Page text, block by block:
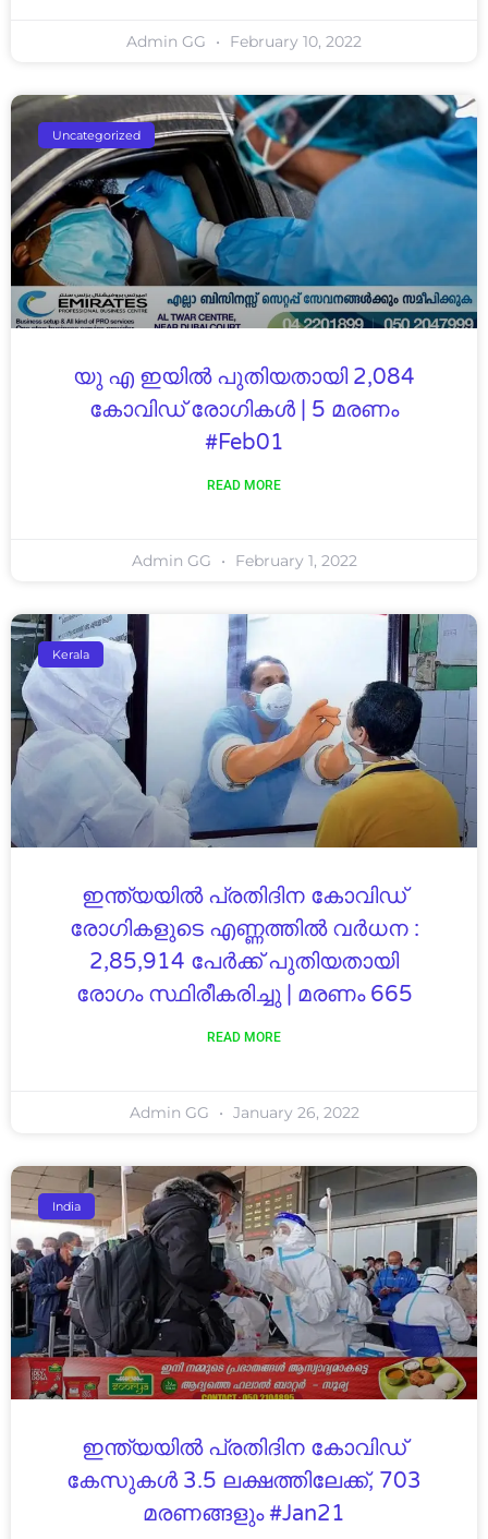
Admin GG February 10, 2022
Uncategorized
യു എ ഇയിൽ പുതിയതായി 2,084
കോവിഡ് രോഗികൾ | 5 മരണം
#feb01
READ MORE
Admin GG February 1, 2022
Kerala
ഇന്ത്യയിൽ പ്രതിദിന കോവിഡ്​
രോഗികളുടെ എണ്ണത്തിൽ വർധന :
2,85,914 പേർക്ക് പുതിയതായി
രോഗം സ്ഥിരീകരിച്ചു | മരണം 665
READ MORE
Admin GG January 26, 2022
India
ഇന്ത്യയില്‍ പ്രതിദിന കോവിഡ്
കേസുകള്‍ 3.5 ലക്ഷത്തിലേക്ക്, 703
മരണങ്ങളും #Jan21